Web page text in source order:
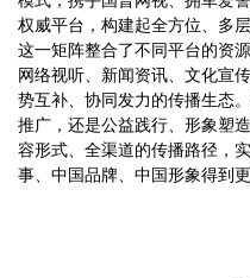
权威平台，构建起全方位、多
这一矩阵整合了不同平台的资
网络视听、新闻资讯、文化宣
势互补、协同发力的传播生态
推广，还是公益践行、形象塑
容形式、全渠道的传播路径，
事、中国品牌、中国形象得到